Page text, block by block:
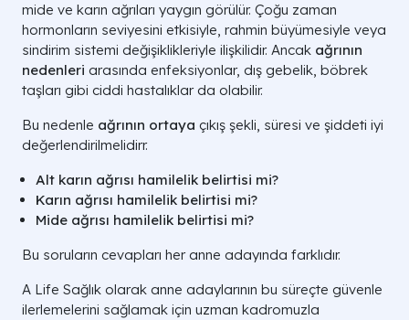
mide ve karın ağrıları yaygın görülür. Çoğu zaman
hormonların seviyesini etkisiyle, rahmin büyümesiyle veya
sindirim sistemi değişiklikleriyle ilişkilidir. Ancak ağrının
nedenleri arasında enfeksiyonlar, dış gebelik, böbrek
taşları gibi ciddi hastalıklar da olabilir.
Bu nedenle ağrının ortaya çıkış şekli, süresi ve şiddeti iyi
değerlendirilmelidirr.
Alt karın ağrısı hamilelik belirtisi mi?
Karın ağrısı hamilelik belirtisi mi?
Mide ağrısı hamilelik belirtisi mi?
Bu soruların cevapları her anne adayında farklıdır.
A Life Sağlık olarak anne adaylarının bu süreçte güvenle
ilerlemelerini sağlamak için uzman kadromuzla